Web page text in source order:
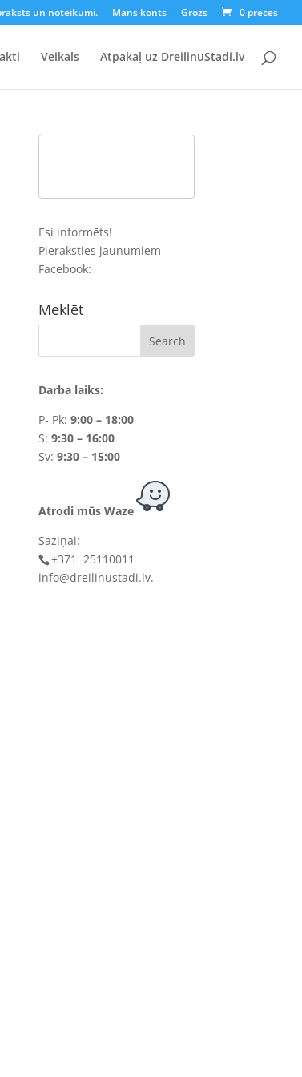
un noteikumi. Mans konts Grozs 0 preces
Veikals Atpakaļ uz DreilinuStadi.lv
Esi informēts!
Pieraksties jaunumiem
Facebook:
Meklēt
Darba laiks:
P- Pk:9:00 – 18:00
S: 9:30 – 16:00
Sv:9:30 – 15:00
Atrodi mūs Waze
Saziņai:
+371 25110011
info@dreilinustadi.lv.